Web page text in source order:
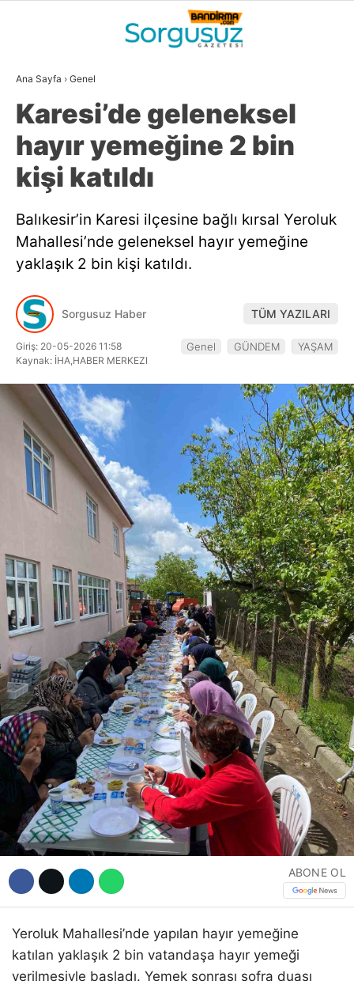
WhatsApp İhbar
Facebook
Instagram
Youtube
23°
BALIKESIR
GALERİ VİDEO YAZARLAR
DÜNYA
SİYASET
EKONOMİ
SPOR
EĞİTİM
DİĞER
Ana Sayfa › Genel
Karesi’de geleneksel
hayır yemeğine 2 bin
kişi katıldı
Balıkesir’in Karesi ilçesine bağlı kırsal Yeroluk
Mahallesi’nde geleneksel hayır yemeğine
yaklaşık 2 bin kişi katıldı.
Sorgusuz Haber TÜM YAZILARI
Giriş: 20-05-2026 11:58
Kaynak: İHA,HABER MERKEZI
Genel GÜNDEM YAŞAM
ABONE OL
Yeroluk Mahallesi’nde yapılan hayır yemeğine
katılan yaklaşık 2 bin vatandaşa hayır yemeği
verilmesiyle başladı. Yemek sonrası sofra duası